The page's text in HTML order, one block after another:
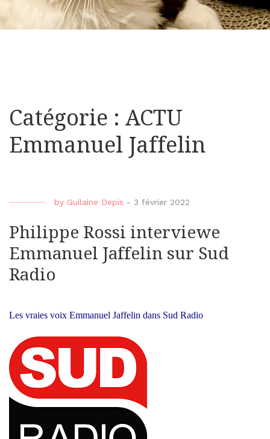
Catégorie : ACTU
Emmanuel Jaffelin
by Guilaine Depis - 3 février 2022
Philippe Rossi interviewe
Emmanuel Jaffelin sur Sud
Radio
Les vraies voix Emmanuel Jaffelin dans Sud Radio